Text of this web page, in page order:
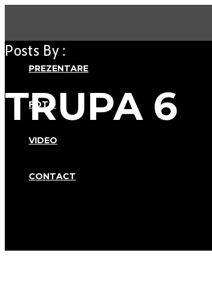
PREZENTARE
FOTO
VIDEO
CONTACT
Posts By :
TRUPA 6